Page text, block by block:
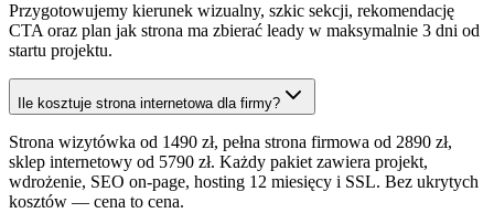
Przygotowujemy kierunek wizualny, szkic sekcji, rekomendację
CTA oraz plan jak strona ma zbierać leady w maksymalnie 3 dni od
startu projektu.
Ile kosztuje strona internetowa dla firmy?
Strona wizytówka od 1490 zł, pełna strona firmowa od 2890 zł,
sklep internetowy od 5790 zł. Każdy pakiet zawiera projekt,
wdrożenie, SEO on-page, hosting 12 miesięcy i SSL. Bez ukrytych
kosztów — cena to cena.